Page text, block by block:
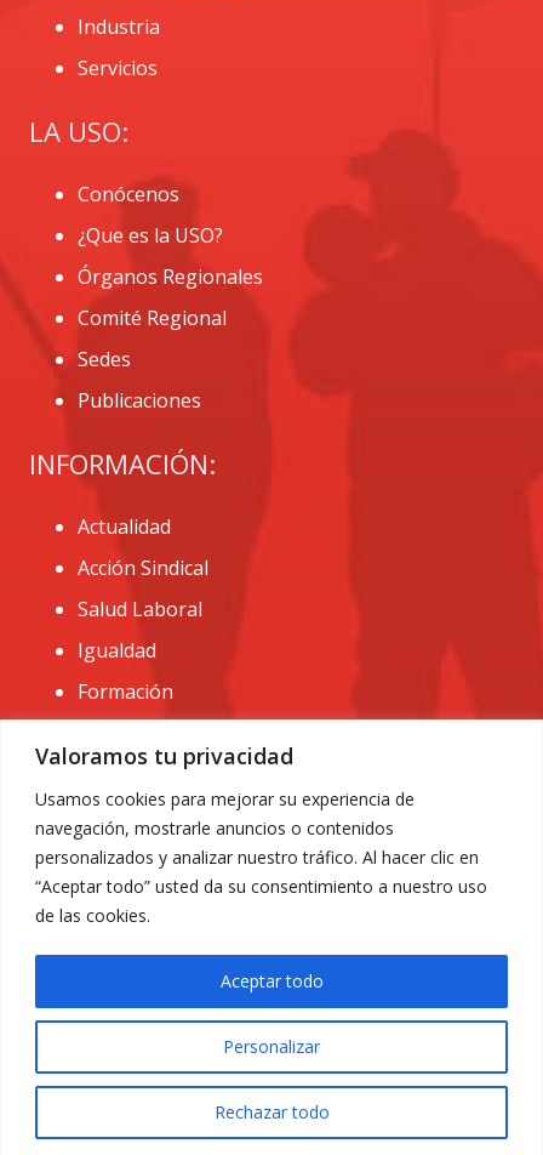
Valoramos tu privacidad
Usamos cookies para mejorar su experiencia de
navegación, mostrarle anuncios o contenidos
personalizados y analizar nuestro tráfico. Al hacer clic en
“Aceptar todo” usted da su consentimiento a nuestro uso
de las cookies.
Personalizar
Rechazar todo
Aceptar todo
Industria
Servicios
LA USO:
Conócenos
¿Que es la USO?
Órganos Regionales
Comité Regional
Sedes
Publicaciones
INFORMACIÓN:
Actualidad
Acción Sindical
Salud Laboral
Igualdad
Formación
CONTACTO:
administracion@usomurcia.org
968 25 01 20
C/ Huerto de las bombas nº6. 30009 Murcia
Privacidad|
© 2018 Todos los derechos reservados. Diseño web
ACRILONIA